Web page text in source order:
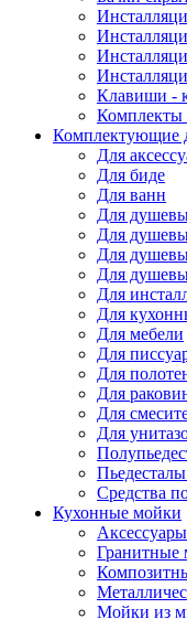
Клавиши -
Комплекты
Комплектующие
Для
Для биде
Для ванн
Для
Для
Для
Для
Для
Для
Для мебели
Для
Для
Для
Для
Для
Средства
Кухонные мойки
Гранитные
Мойки из